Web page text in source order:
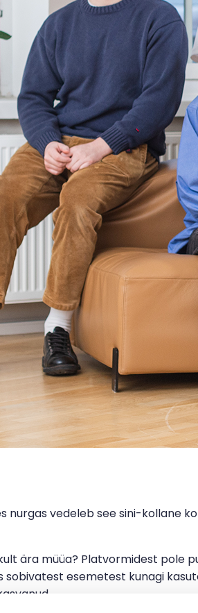
nurgas vedeleb see sini-kollane
ära müüa? Platvormidest pole
sobivatest esemetest kunagi